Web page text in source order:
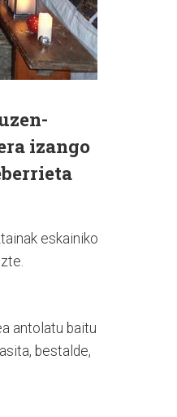
izango
eskainiko
antolatu baitu
bestalde,